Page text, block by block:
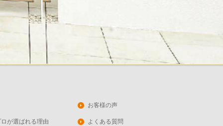
が選ばれる理由
お客様の声
よくある質問